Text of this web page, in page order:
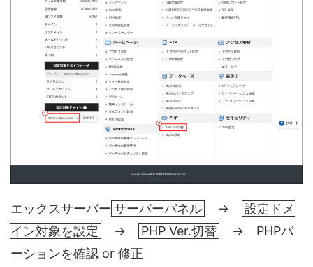
エックスサーバー サーバーパネル →
設定ドメ
イン対象を設定
→ PHP Ver.切替
→ PHPバ
ーションを確認 or 修正